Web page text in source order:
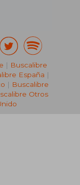
| Buscalibre
España |
| Buscalibre
Otros